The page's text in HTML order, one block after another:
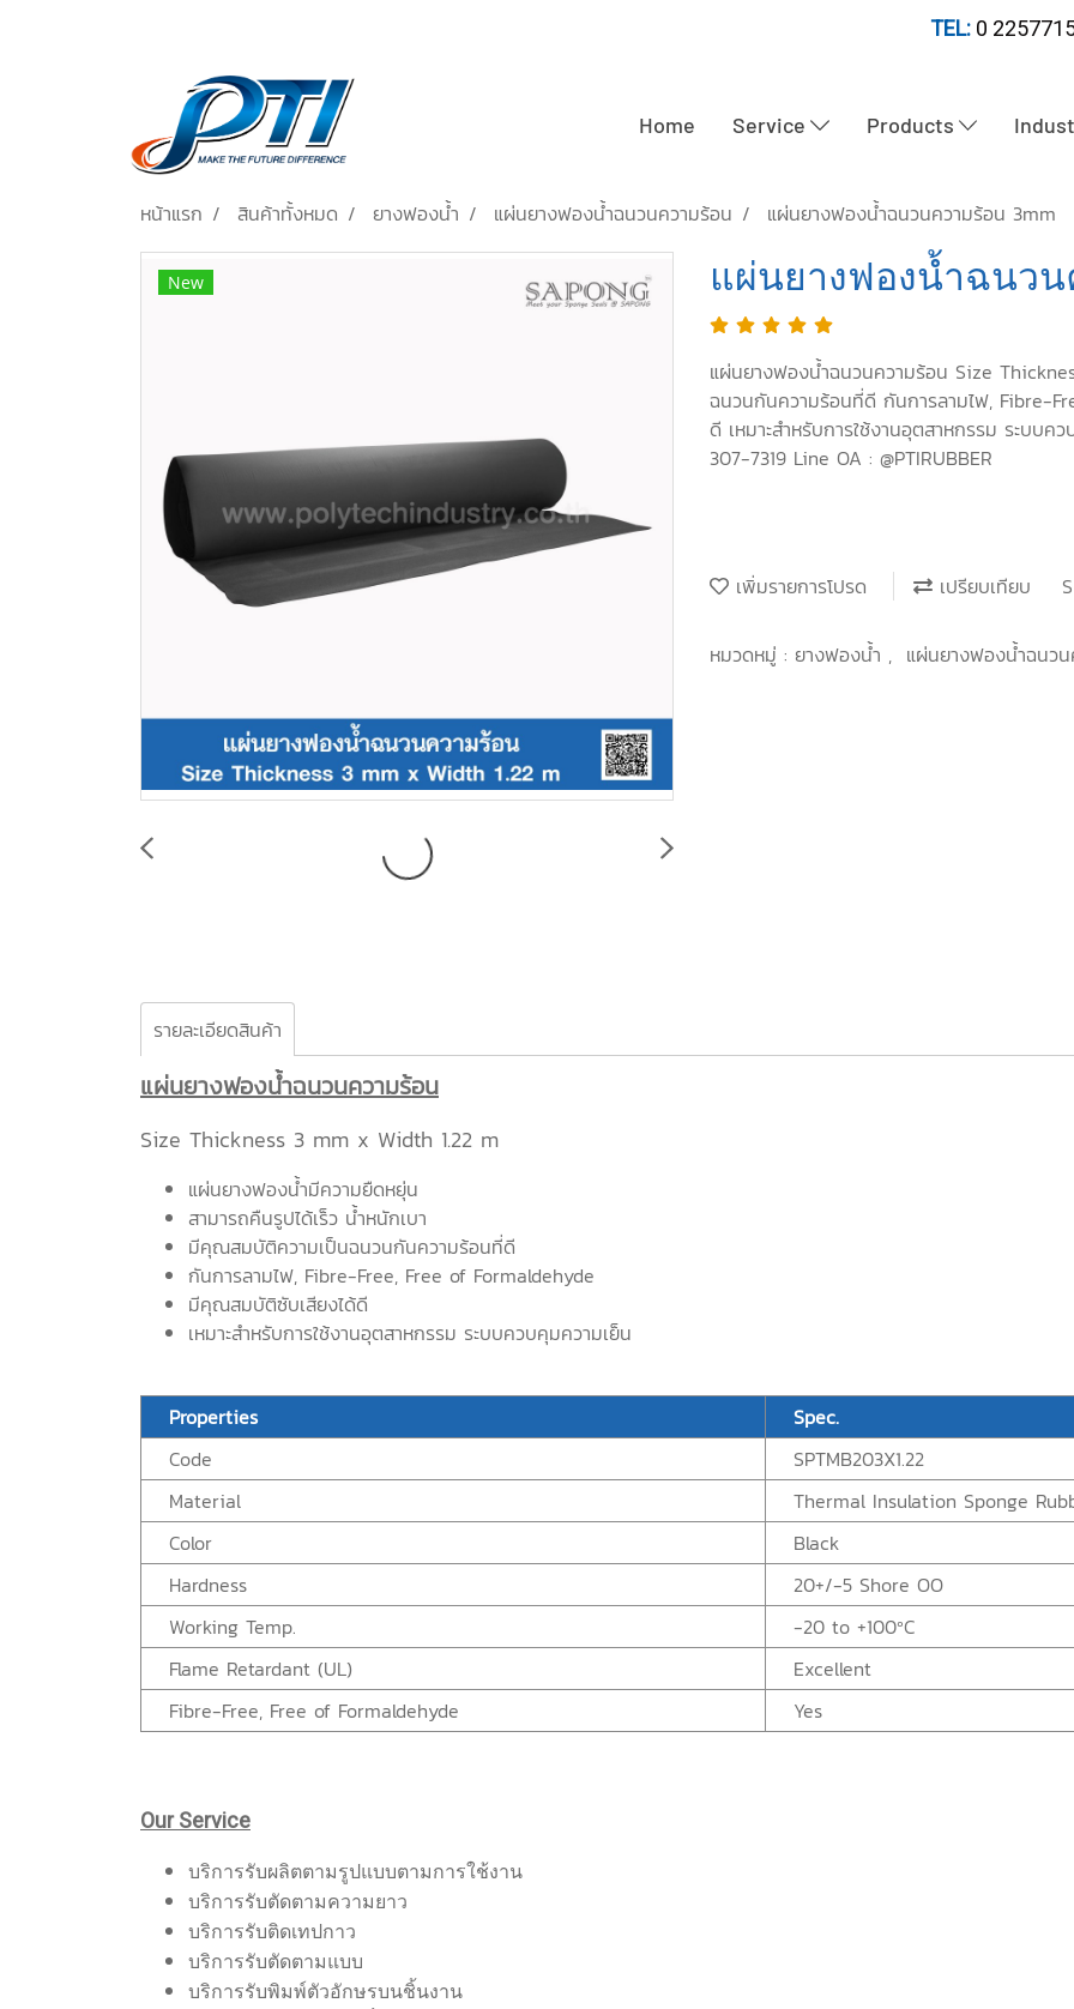
TEL:0
Home Service Products
หน้าแรก สินค้าทั้งหมด ยางฟองน้ำ แผ่นยางฟองน้ำฉนวนความร้อน แผ่นยางฟองน้ำฉนวนความร้อน 3mm
New แผ่นยางฟองน้ำฉนวน
แผ่นยางฟองน้ำฉนวนความร้อน Size
ฉนวนกันความร้อนที่ดี กันการลามไฟ, Fibre-
ดี เหมาะสำหรับการใช้งานอุตสาหกรรม ระบบ
307-7319 Line OA : @PTIRUBBER
เพิ่มรายการโปรด เปรียบเทียบ
หมวดหมู่ : ยางฟองน้ำ , แผ่นยางฟองน้ำฉนว
รายละเอียดสินค้า
แผ่นยางฟองน้ำฉนวนความร้อน
Size Thickness 3 mm x Width 1.22 m
แผ่นยางฟองน้ำมีความยืดหยุ่น
สามารถคืนรูปได้เร็ว น้ำหนักเบา
มีคุณสมบัติความเป็นฉนวนกันความร้อนที่ดี
กันการลามไฟ, Fibre-Free, Free of Formaldehyde
มีคุณสมบัติซับเสียงได้ดี
เหมาะสำหรับการใช้งานอุตสาหกรรม ระบบควบคุมความเย็น
Properties
Spec.
Code
SPTMB203X1.22
Material
Thermal Insulation Sponge
Color
Black
Hardness
20+/-5 Shore OO
Working Temp.
-20 to +100ºC
Flame Retardant (UL)
Excellent
Fibre-Free, Free of Formaldehyde
Yes
Our Service
บริการรับผลิตตามรูปแบบตามการใช้งาน
บริการรับตัดตามความยาว
บริการรับติดเทปกาว
บริการรับตัดตามแบบ
บริการรับพิมพ์ตัวอักษรบนชิ้นงาน